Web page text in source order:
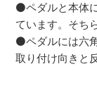
⚫️ペダルと本体
ています。そち
⚫️ペダルには六
取り付け向きと